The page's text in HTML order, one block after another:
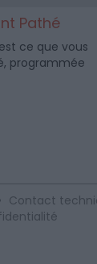
Pathé
ce que vous
programmée
Contact